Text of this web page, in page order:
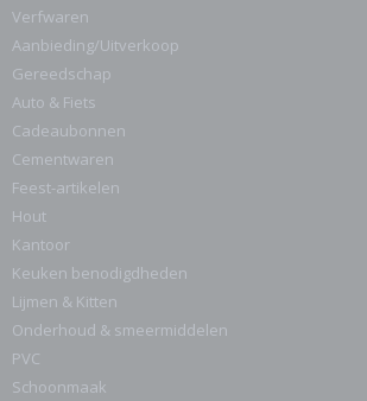
Verfwaren
Aanbieding/Uitverkoop
Gereedschap
Auto & Fiets
Cadeaubonnen
Cementwaren
Feest-artikelen
Hout
Kantoor
Keuken benodigdheden
Lijmen & Kitten
Onderhoud & smeermiddelen
PVC
Schoonmaak